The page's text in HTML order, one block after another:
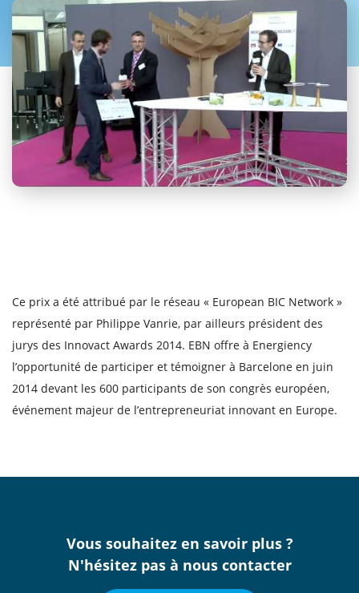
Ce prix a été attribué par le réseau « European BIC Network »
représenté par Philippe Vanrie, par ailleurs président des
jurys des Innovact Awards 2014. EBN offre à Energiency
l’opportunité de participer et témoigner à Barcelone en juin
2014 devant les 600 participants de son congrès européen,
événement majeur de l’entrepreneuriat innovant en Europe.
Vous souhaitez en savoir plus ?
N'hésitez pas à nous contacter